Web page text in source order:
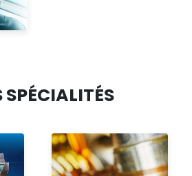
SPÉCIALITÉS